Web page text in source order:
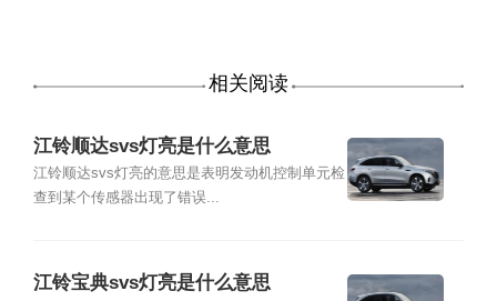
相关阅读
江铃顺达svs灯亮是什么意思
江铃顺达svs灯亮的意思是表明发动机控制单元检
查到某个传感器出现了错误...
江铃宝典svs灯亮是什么意思